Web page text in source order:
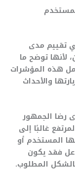
تقييم مدى
لأنها توضح ما
هذه المؤشرات
والأحداث
رضا الجمهور
غالبًا إلى
المستخدم أو
فقد يكون
المطلوب.